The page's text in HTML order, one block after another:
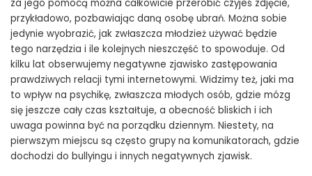
za jego pomocą można całkowicie przerobić czyjeś zdjęcie,
przykładowo, pozbawiając daną osobę ubrań. Można sobie
jedynie wyobrazić, jak zwłaszcza młodzież używać będzie
tego narzędzia i ile kolejnych nieszczęść to spowoduje. Od
kilku lat obserwujemy negatywne zjawisko zastępowania
prawdziwych relacji tymi internetowymi. Widzimy też, jaki ma
to wpływ na psychikę, zwłaszcza młodych osób, gdzie mózg
się jeszcze cały czas kształtuje, a obecność bliskich i ich
uwaga powinna być na porządku dziennym. Niestety, na
pierwszym miejscu są często grupy na komunikatorach, gdzie
dochodzi do bullyingu i innych negatywnych zjawisk.